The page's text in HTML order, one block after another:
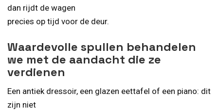
dan rijdt de wagen
precies op tijd voor de deur.
Waardevolle spullen behandelen
we met de aandacht die ze
verdienen
Een antiek dressoir, een glazen eettafel of een piano: dit
zijn niet